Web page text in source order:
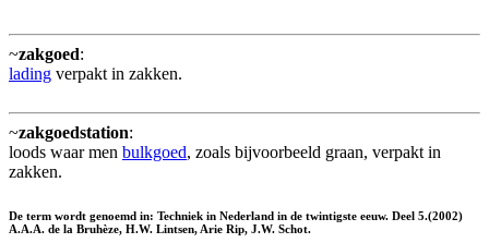
~zakgoed:
lading verpakt in zakken.
~zakgoedstation:
loods waar men bulkgoed, zoals bijvoorbeeld graan, verpakt in
zakken.
De term wordt genoemd in: Techniek in Nederland in de twintigste eeuw. Deel 5.(2002)
A.A.A. de la Bruhèze, H.W. Lintsen, Arie Rip, J.W. Schot.